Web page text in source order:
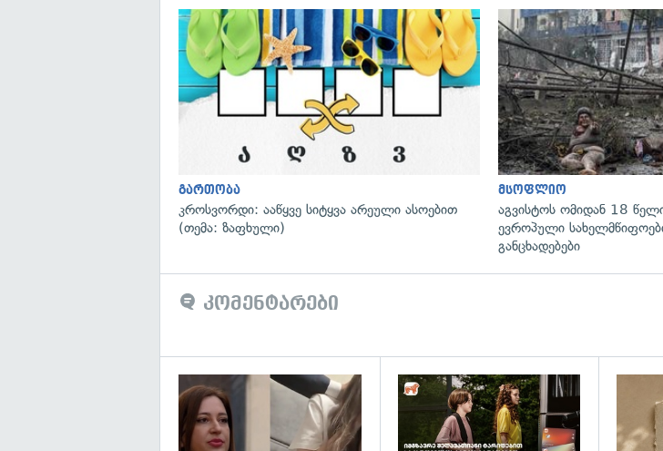
გადახედვა
გართობა
კროსვორდი: ააწყვე სიტყვა არეული ასოებით
(თემა: ზაფხული)
მსოფლიო
აგვისტოს ომიდან 18
ევროპული
განცხადებები
კომენტარები
გადახედვა